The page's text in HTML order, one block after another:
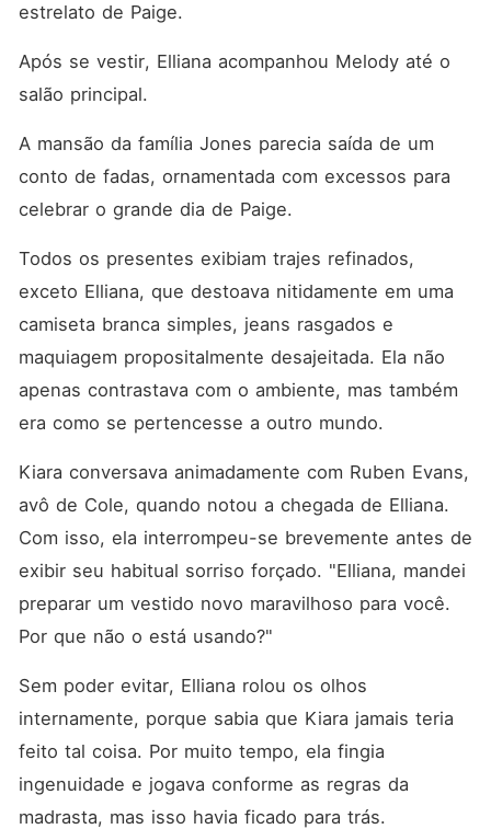
estrelato de Paige.
Após se vestir, Elliana acompanhou Melody até o
salão principal.
A mansão da família Jones parecia saída de um
conto de fadas, ornamentada com excessos para
celebrar o grande dia de Paige.
Todos os presentes exibiam trajes refinados,
exceto Elliana, que destoava nitidamente em uma
camiseta branca simples, jeans rasgados e
maquiagem propositalmente desajeitada. Ela não
apenas contrastava com o ambiente, mas também
era como se pertencesse a outro mundo.
Kiara conversava animadamente com Ruben Evans,
avô de Cole, quando notou a chegada de Elliana.
Com isso, ela interrompeu-se brevemente antes de
exibir seu habitual sorriso forçado. "Elliana, mandei
preparar um vestido novo maravilhoso para você.
Por que não o está usando?"
Sem poder evitar, Elliana rolou os olhos
internamente, porque sabia que Kiara jamais teria
feito tal coisa. Por muito tempo, ela fingia
ingenuidade e jogava conforme as regras da
madrasta, mas isso havia ficado para trás.